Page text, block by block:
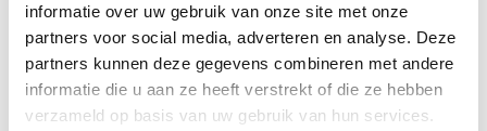
informatie over uw gebruik van onze site met onze
partners voor social media, adverteren en analyse. Deze
partners kunnen deze gegevens combineren met andere
informatie die u aan ze heeft verstrekt of die ze hebben
verzameld op basis van uw gebruik van hun services.